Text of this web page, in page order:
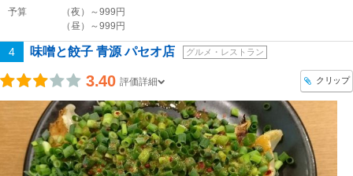
予算
（夜）～999円
（昼）～999円
4 味噌と餃子 青源 パセオ店 グルメ・レストラン
3.40 評価詳細 クリップ